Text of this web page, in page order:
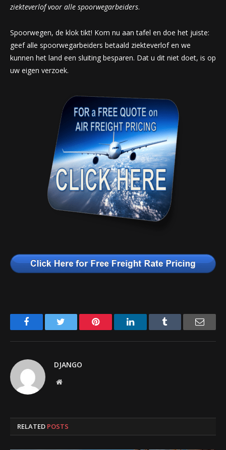
ziekteverlof voor alle spoorwegarbeiders.
Spoorwegen, de klok tikt! Kom nu aan tafel en doe het juiste:
geef alle spoorwegarbeiders betaald ziekteverlof en we
kunnen het land een sluiting besparen. Dat u dit niet doet, is op
uw eigen verzoek.
Facebook Pinterest LinkedIn Email
DJANGO
Website
RELATED POSTS